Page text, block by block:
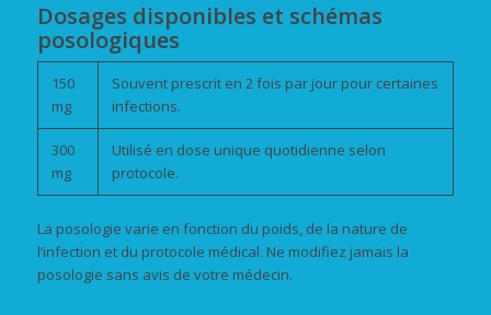
Dosages disponibles et schémas
posologiques
150
mg
Souvent prescrit en 2 fois par jour pour certaines
infections.
300
mg
Utilisé en dose unique quotidienne selon
protocole.
La posologie varie en fonction du poids, de la nature de
l’infection et du protocole médical. Ne modifiez jamais la
posologie sans avis de votre médecin.